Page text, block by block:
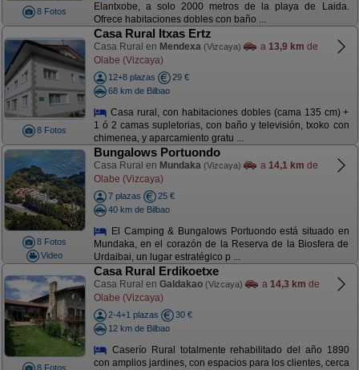
8 Fotos
Elantxobe, a solo 2000 metros de la playa de Laida.
Ofrece habitaciones dobles con baño ...
8 Fotos
Casa Rural Itxas Ertz
Casa Rural en Mendexa (Vizcaya) a 13,9 km de
Olabe (Vizcaya)
12+8 plazas
29 €
68 km de Bilbao
Casa rural, con habitaciones dobles (cama 135 cm) +
1 ó 2 camas supletorias, con baño y televisión, txoko con
chimenea, y aparcamiento gratu ...
8 Fotos
Video
Bungalows Portuondo
Casa Rural en Mundaka (Vizcaya) a 14,1 km de
Olabe (Vizcaya)
7 plazas
25 €
40 km de Bilbao
El Camping & Bungalows Portuondo está situado en
Mundaka, en el corazón de la Reserva de la Biosfera de
Urdaibai, un lugar estratégico p ...
8 Fotos
Casa Rural Erdikoetxe
Casa Rural en Galdakao (Vizcaya) a 14,3 km de
Olabe (Vizcaya)
2-4+1 plazas
30 €
12 km de Bilbao
Caserío Rural totalmente rehabilitado del año 1890
con amplios jardines, con espacios para los clientes, cerca